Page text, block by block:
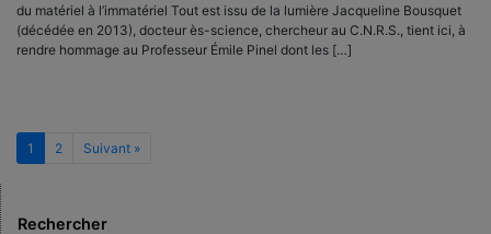
du matériel à l’immatériel Tout est issu de la lumière Jacqueline Bousquet
(décédée en 2013), docteur ès-science, chercheur au C.N.R.S., tient ici, à
rendre hommage au Professeur Émile Pinel dont les […]
1 2 Suivant »
Rechercher